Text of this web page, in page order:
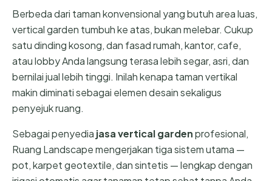
Berbeda dari taman konvensional yang butuh area luas,
vertical garden tumbuh ke atas, bukan melebar. Cukup
satu dinding kosong, dan fasad rumah, kantor, cafe,
atau lobby Anda langsung terasa lebih segar, asri, dan
bernilai jual lebih tinggi. Inilah kenapa taman vertikal
makin diminati sebagai elemen desain sekaligus
penyejuk ruang.
Sebagai penyedia jasa vertical gardenprofesional,
Ruang Landscape mengerjakan tiga sistem utama —
pot, karpet geotextile, dan sintetis — lengkap dengan